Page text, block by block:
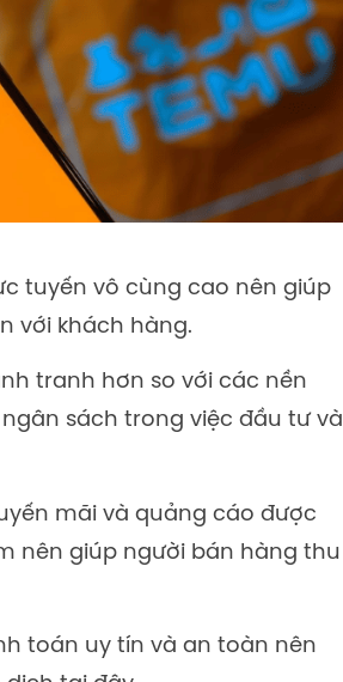
tuyến vô cùng cao nên giúp
với khách hàng.
tranh hơn so với các nền
sách trong việc đầu tư và
mãi và quảng cáo được
nên giúp người bán hàng thu
toán uy tín và an toàn nên